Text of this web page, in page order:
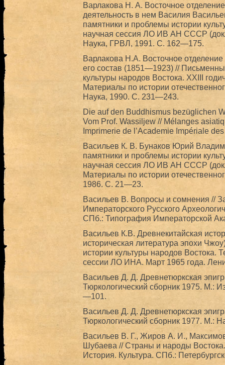
Варлакова Н. А. Восточное
деятельность в нем Василия
памятники и проблемы истории
научная сессия ЛО ИВ АН СССР
Наука, ГРВЛ, 1991. С. 162—175.
Варлакова H.A. Восточное
его состав (1851—1923) //
культуры народов Востока. XXIII
Материалы по истории
Наука, 1990. С. 231—243.
Die auf den Buddhismus bezüglichen
Vom Prof. Wassiljew // Mélanges
Imprimerie de l’Academie Impériale
Васильев К. В. Бунаков Юрий
памятники и проблемы истории
научная сессия ЛО ИВ АН СССР
Материалы по истории
1986. С. 21—23.
Васильев В. Вопросы и сомнения //
Императорского Русского
СПб.: Типография Императорской
Васильев К.В. Древнекитайская
историческая литература эпохи
истории культуры народов Востока.
сессии ЛО ИНА. Март 1965 года.
Васильев Д. Д. Древнетюркская
Тюркологический сборник 1975. М.:
—101.
Васильев Д. Д. Древнетюркская
Тюркологический сборник 1977. М.:
Васильев В. Г., Жиров А. И.,
Шубаева // Страны и народы
История. Культура. СПб.: